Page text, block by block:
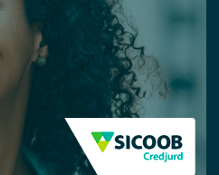
rock no seu novo single
mulheres
estão no mesmo endereço
do ar em RO